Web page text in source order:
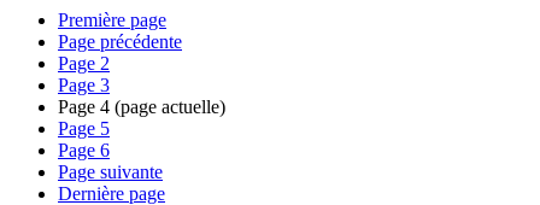
Première page
Page précédente
Page 2
Page 3
Page 4 (page actuelle)
Page 5
Page 6
Page suivante
Dernière page